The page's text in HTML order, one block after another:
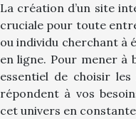
La création d’un site
cruciale pour toute
ou individu cherchant à
en ligne. Pour mener à
essentiel de choisir
répondent à vos
cet univers en